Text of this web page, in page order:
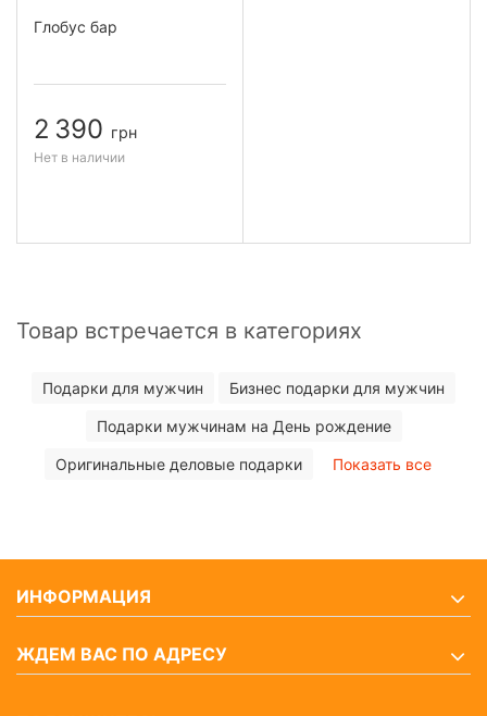
Глобус бар
2 390 грн
Нет в наличии
Товар встречается в категориях
Подарки для мужчин Бизнес подарки для мужчин
Подарки мужчинам на День рождение
Оригинальные деловые подарки Показать все
ИНФОРМАЦИЯ
ЖДЕМ ВАС ПО АДРЕСУ